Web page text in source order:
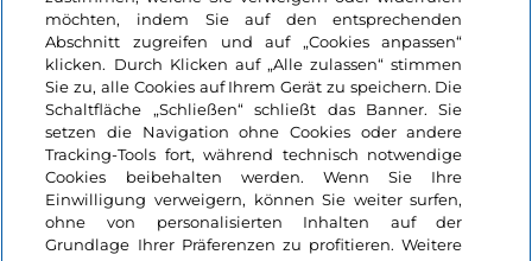
möchten, indem Sie auf den entsprechenden
Abschnitt zugreifen und auf „Cookies anpassen“
klicken. Durch Klicken auf „Alle zulassen“ stimmen
Sie zu, alle Cookies auf Ihrem Gerät zu speichern. Die
Schaltfläche „Schließen“ schließt das Banner. Sie
setzen die Navigation ohne Cookies oder andere
Tracking-Tools fort, während technisch notwendige
Cookies beibehalten werden. Wenn Sie Ihre
Einwilligung verweigern, können Sie weiter surfen,
ohne von personalisierten Inhalten auf der
Grundlage Ihrer Präferenzen zu profitieren. Weitere